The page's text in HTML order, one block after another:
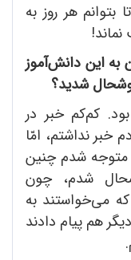
هر روز به
به این دانشآموز
شدید؟
کم‌کم خبر در
خبر نداشتم، امّا
متوجه شدم چنین
شدم، چون
که می‌خواستند به
هم پیام دادند